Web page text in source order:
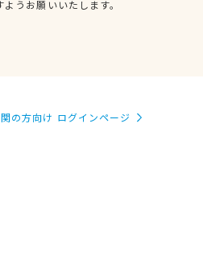
うお願いいたします。
の方向け ログインページ